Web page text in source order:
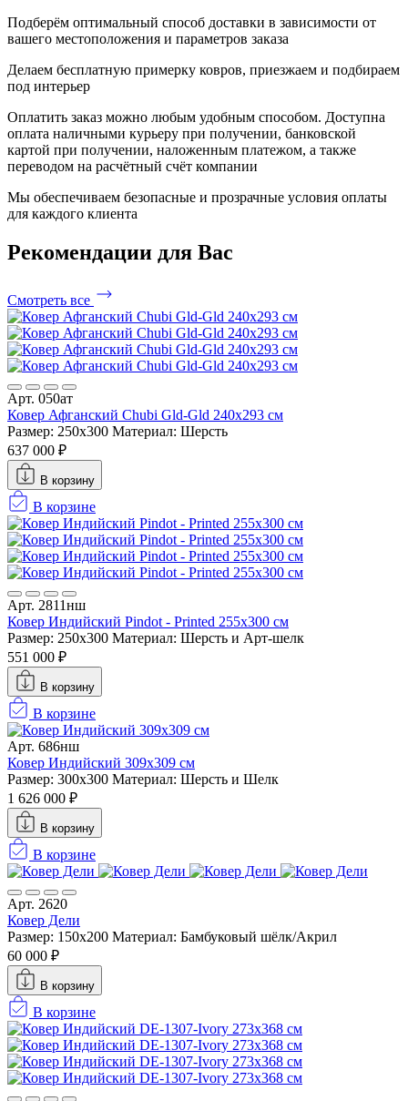
Подберём оптимальный способ доставки в зависимости от
вашего местоположения и параметров заказа
Делаем бесплатную примерку ковров, приезжаем и подбираем
под интерьер
Оплатить заказ можно любым удобным способом. Доступна
оплата наличными курьеру при получении, банковской
картой при получении, наложенным платежом, а также
переводом на расчётный счёт компании
Мы обеспечиваем безопасные и прозрачные условия оплаты
для каждого клиента
Рекомендации для Вас
Смотреть все
Арт. 050ат
Ковер Афганский Chubi Gld-Gld 240x293 см
Размер: 250x300 Материал: Шерсть
637 000 ₽
В корзину
В корзине
Арт. 2811нш
Ковер Индийский Pindot - Printed 255x300 см
Размер: 250x300 Материал: Шерсть и Арт-шелк
551 000 ₽
В корзину
В корзине
Арт. 686нш
Ковер Индийский 309x309 см
Размер: 300x300 Материал: Шерсть и Шелк
1 626 000 ₽
В корзину
В корзине
Арт. 2620
Ковер Дели
Размер: 150х200 Материал: Бамбуковый шёлк/Акрил
60 000 ₽
В корзину
В корзине